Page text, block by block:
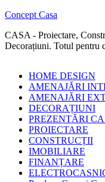
Concept Casa
CASA - Proiectare,
Decorațiuni. Totul pentru
HOME DESIGN
AMENAJĂRI
AMENAJĂRI
DECORAȚIUNI
PREZENTĂRI
PROIECTARE
CONSTRUCȚII
IMOBILIARE
FINANȚARE